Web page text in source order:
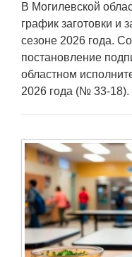
В Могилевской
график заготовки и
сезоне 2026 года.
постановление
областном
2026 года (№ 33-18).